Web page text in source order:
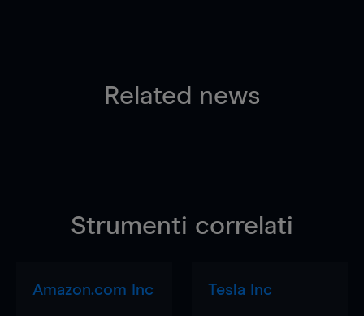
Related news
Strumenti correlati
Amazon.com Inc Tesla Inc